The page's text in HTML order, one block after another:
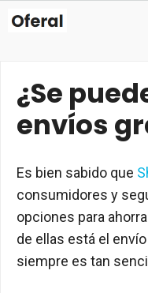
Saltar
¿Se
envíos
Es bien sabido que
consumidores y
opciones para
de ellas está el
siempre es tan